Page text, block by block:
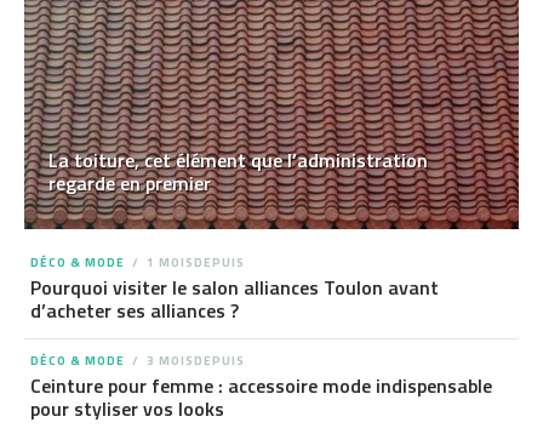
La toiture, cet élément que l’administration
regarde en premier
DÉCO & MODE 1 MOISDEPUIS
Pourquoi visiter le salon alliances Toulon avant
d’acheter ses alliances ?
DÉCO & MODE 3 MOISDEPUIS
Ceinture pour femme : accessoire mode indispensable
pour styliser vos looks